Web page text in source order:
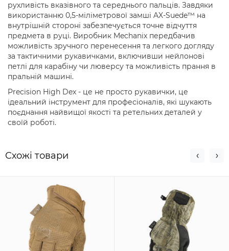
рухливість вказівного та середнього пальців. Завдяки
використанню 0,5-міліметрової замші AX-Suede™ на
внутрішній стороні забезпечується точне відчуття
предмета в руці. Виробник Mechanix передбачив
можливість зручного перенесення та легкого догляду
за тактичними рукавичками, включивши нейлонові
петлі для карабіну чи люверсу та можливість прання в
пральній машині.
Precision High Dex - це не просто рукавички, це
ідеальний інструмент для професіоналів, які шукають
поєднання найвищої якості та ретельних деталей у
своїй роботі.
Схожi товари